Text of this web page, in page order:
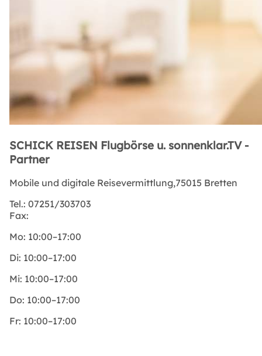
SCHICK REISEN Flugbörse u. sonnenklar.TV -
Partner
Mobile und digitale Reisevermittlung,75015 Bretten
Tel.: 07251/303703
Fax:
Mo: 10:00–17:00
Di: 10:00–17:00
Mi: 10:00–17:00
Do: 10:00–17:00
Fr: 10:00–17:00